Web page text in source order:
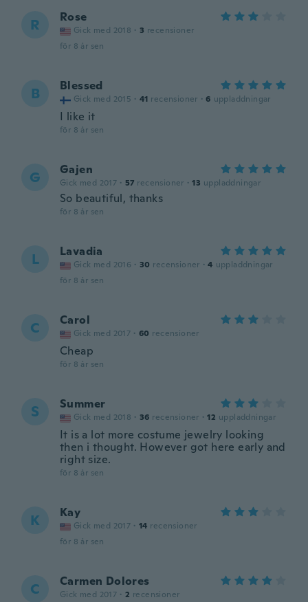
R Rose
Gick med 2018 · 3 recensioner
för 8 år sen
B Blessed
Gick med 2015 · 41 recensioner · 6 uppladdningar
I like it
för 8 år sen
G Gajen
Gick med 2017 · 57 recensioner · 13 uppladdningar
So beautiful, thanks
för 8 år sen
L Lavadia
Gick med 2016 · 30 recensioner · 4 uppladdningar
för 8 år sen
C Carol
Gick med 2017 · 60 recensioner
Cheap
för 8 år sen
S Summer
Gick med 2018 · 36 recensioner · 12 uppladdningar
It is a lot more costume jewelry looking
then i thought. However got here early and
right size.
för 8 år sen
K Kay
Gick med 2017 · 14 recensioner
för 8 år sen
C Carmen Dolores
Gick med 2017 · 2 recensioner